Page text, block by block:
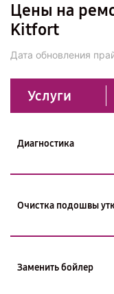
Цены на
Kitfort
Дата обновления
Услуги
Диагностика
Очистка подошвы
Заменить бойлер